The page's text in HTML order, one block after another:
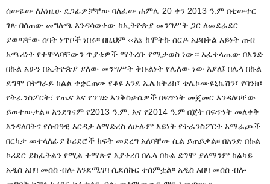
ሰውዬው ለእነዚሁ ደጋፊዎቻቸው ባለፈው ሐምሌ 20 ቀን 2013 ዓ.ም በቲውተር
ገጽ በሰጠው መግለጫ እንዳሳወቀው ከኢትዮጵያ መንግሥት ጋር ለመደራደር
ያወጣቸው ሰባት ነጥቦች ነበሩ፡፡ በዚህም ‹‹እኔ ከሞትኩ ሰርዶ አይበቅል አይነት ጠብ
አጫሪነት የተሞላባቸውን ጥያቄዎች ማቅረቡ የሚታወስ ነው። አፈቀላጤው በአንድ
በኩል አሁን በኢትዮጵያ ያለው መንግሥት ቅቡልነት የሌለው ነው እያለ፤ በሌላ በኩል
ደግሞ በትግራይ ክልል ተቋርጠው የቆዩ እንደ ኤሌክትሪክ፣ ቴሌኮሙዩኒኬሽን፣ የባንክ፣
የትራንስፖርት፣ የጤና እና የንግድ እንቅስቃሴዎች በፍጥነት መጀመር እንዳለባቸው
ይወተውታል። እንደገናም የ2013 ዓ.ም. እና የ2014 ዓ.ም በጀት በፍጥነት መለቀቅ
እንዳለበትና የሰብዓዊ እርዳታ ለማድረስ ለሁሉም አይነት የትራንስፖርት አማራጮች
በርካታ መተላለፊያ ኮሪደሮች ክፍት መደረግ አለባቸው ሲል ይጠይቃል፡፡ በአንድ በኩል
ኮሪደር ይከፈትልን የሚል ተማጽኖ እያቀረበ በሌላ በኩል ደግሞ ያለማንም ከልካይ
አዲስ አበባ መሰስ ብሎ እንደሚገባ ሲደሰኩር ተሰምቷል፡፡ አዲስ አበባ መሰስ ብሎ